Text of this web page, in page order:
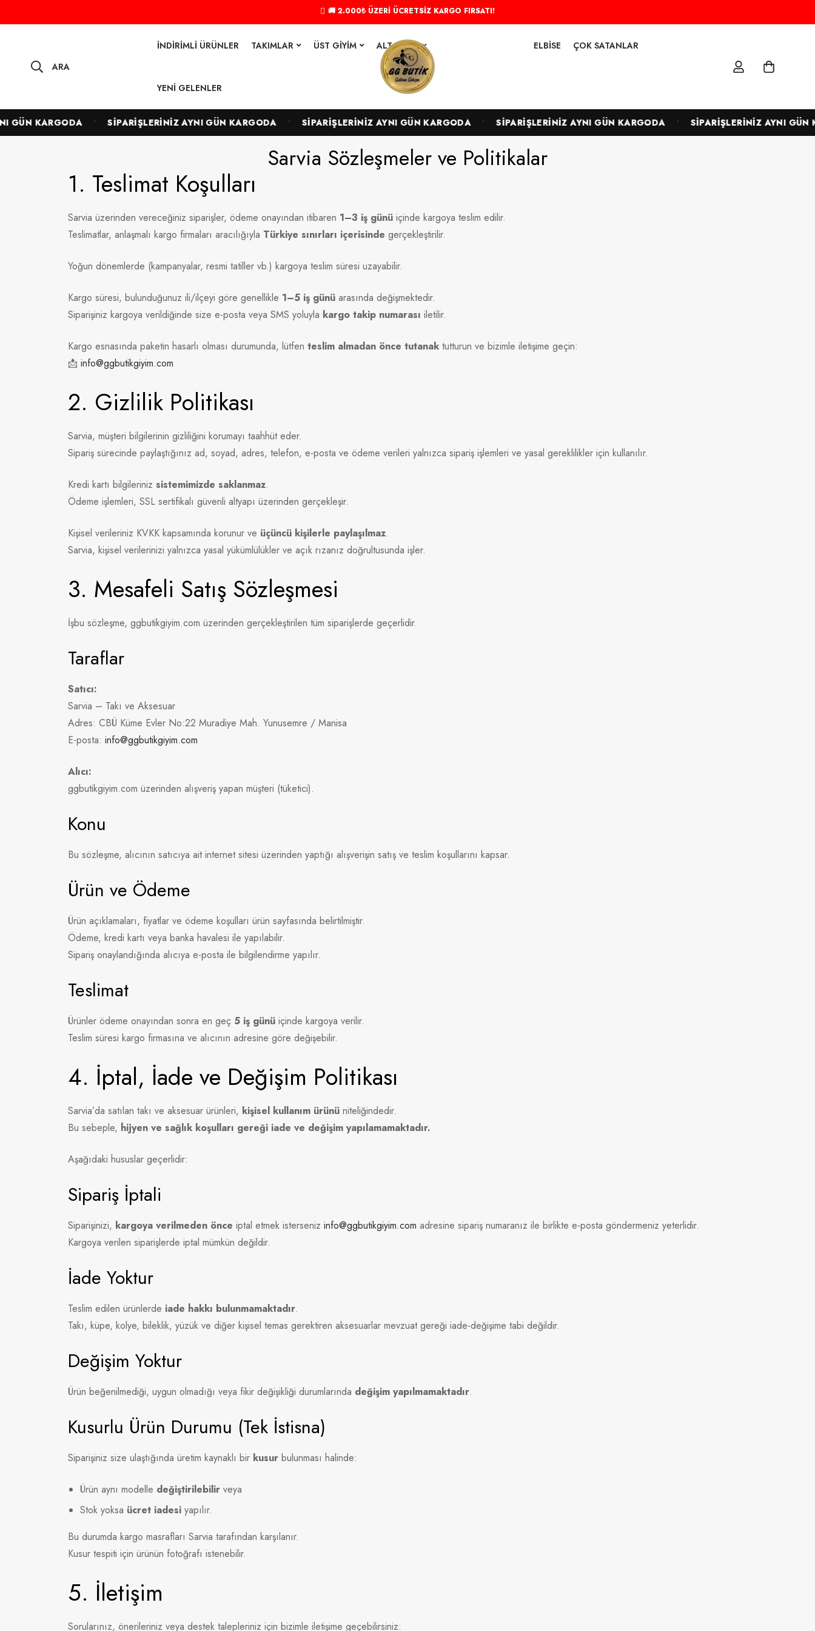
🚚 2.000₺ ÜZERİ ÜCRETSİZ KARGO FIRSATI!
ARA
İNDIRIMLI ÜRÜNLER TAKIMLAR ÜST GIYIM ALT GIYIM ELBISE ÇOK SATANLAR
YENI GELENLER
KARGODA SİPARİŞLERİNİZ AYNI GÜN KARGODA SİPARİŞLERİNİZ AYNI GÜN KARGODA SİPARİŞLERİNİZ AYNI GÜN KARGODA SİPARİŞLERİNİZ AYNI GÜN
Sarvia Sözleşmeler ve Politikalar
1. Teslimat Koşulları
Sarvia üzerinden vereceğiniz siparişler, ödeme onayından itibaren 1–3 iş günü içinde kargoya teslim edilir.
Teslimatlar, anlaşmalı kargo firmaları aracılığıyla Türkiye sınırları içerisinde gerçekleştirilir.
Yoğun dönemlerde (kampanyalar, resmi tatiller vb.) kargoya teslim süresi uzayabilir.
Kargo süresi, bulunduğunuz ili/ilçeyi göre genellikle 1–5 iş günü arasında değişmektedir.
Siparişiniz kargoya verildiğinde size e-posta veya SMS yoluyla kargo takip numarası iletilir.
Kargo esnasında paketin hasarlı olması durumunda, lütfen teslim almadan önce tutanak tutturun ve bizimle iletişime geçin:
📩 info@ggbutikgiyim.com
2. Gizlilik Politikası
Sarvia, müşteri bilgilerinin gizliliğini korumayı taahhüt eder.
Sipariş sürecinde paylaştığınız ad, soyad, adres, telefon, e-posta ve ödeme verileri yalnızca sipariş işlemleri ve yasal gereklilikler için kullanılır.
Kredi kartı bilgileriniz sistemimizde saklanmaz.
Ödeme işlemleri, SSL sertifikalı güvenli altyapı üzerinden gerçekleşir.
Kişisel verileriniz KVKK kapsamında korunur ve üçüncü kişilerle paylaşılmaz.
Sarvia, kişisel verilerinizi yalnızca yasal yükümlülükler ve açık rızanız doğrultusunda işler.
3. Mesafeli Satış Sözleşmesi
İşbu sözleşme, ggbutikgiyim.com üzerinden gerçekleştirilen tüm siparişlerde geçerlidir.
Taraflar
Satıcı:
Sarvia – Takı ve Aksesuar
Adres: CBÜ Küme Evler No:22 Muradiye Mah. Yunusemre / Manisa
E-posta: info@ggbutikgiyim.com
Alıcı:
ggbutikgiyim.com üzerinden alışveriş yapan müşteri (tüketici).
Konu
Bu sözleşme, alıcının satıcıya ait internet sitesi üzerinden yaptığı alışverişin satış ve teslim koşullarını kapsar.
Ürün ve Ödeme
Ürün açıklamaları, fiyatlar ve ödeme koşulları ürün sayfasında belirtilmiştir.
Ödeme, kredi kartı veya banka havalesi ile yapılabilir.
Sipariş onaylandığında alıcıya e-posta ile bilgilendirme yapılır.
Teslimat
Ürünler ödeme onayından sonra en geç 5 iş günü içinde kargoya verilir.
Teslim süresi kargo firmasına ve alıcının adresine göre değişebilir.
4. İptal, İade ve Değişim Politikası
Sarvia’da satılan takı ve aksesuar ürünleri, kişisel kullanım ürünü niteliğindedir.
Bu sebeple, hijyen ve sağlık koşulları gereği iade ve değişim yapılamamaktadır.
Aşağıdaki hususlar geçerlidir:
Sipariş İptali
Siparişinizi, kargoya verilmeden önce iptal etmek isterseniz info@ggbutikgiyim.com adresine sipariş numaranız ile birlikte e-posta göndermeniz yeterlidir.
Kargoya verilen siparişlerde iptal mümkün değildir.
İade Yoktur
Teslim edilen ürünlerde iade hakkı bulunmamaktadır.
Takı, küpe, kolye, bileklik, yüzük ve diğer kişisel temas gerektiren aksesuarlar mevzuat gereği iade-değişime tabi değildir.
Değişim Yoktur
Ürün beğenilmediği, uygun olmadığı veya fikir değişikliği durumlarında değişim yapılmamaktadır.
Kusurlu Ürün Durumu (Tek İstisna)
Siparişiniz size ulaştığında üretim kaynaklı bir kusur bulunması halinde:
Ürün aynı modelle değiştirilebilir veya
Stok yoksa ücret iadesi yapılır.
Bu durumda kargo masrafları Sarvia tarafından karşılanır.
Kusur tespiti için ürünün fotoğrafı istenebilir.
5. İletişim
Sorularınız, önerileriniz veya destek talepleriniz için bizimle iletişime geçebilirsiniz: